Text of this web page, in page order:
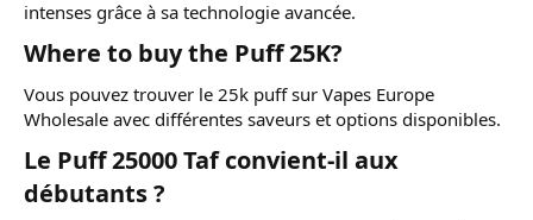
intenses grâce à sa technologie avancée.
Where to buy the Puff 25K?​
Vous pouvez trouver le 25k puff sur Vapes Europe
Wholesale avec différentes saveurs et options disponibles.
Le Puff 25000 Taf convient-il aux
débutants ?​